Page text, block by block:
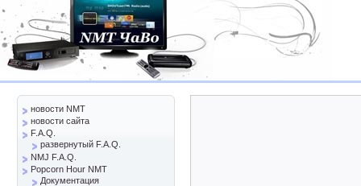
новости NMT
новости сайта
F.A.Q.
развернутый F.A.Q.
NMJ F.A.Q.
Popcorn Hour NMT
Документация